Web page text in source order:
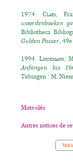
1974.Claes,
woordenboeken
Bibliotheca
Gulden Passer,
1994.Lindemann,
Anfängen bis
Tübingen : M.
Mots-clés
Autres notices de